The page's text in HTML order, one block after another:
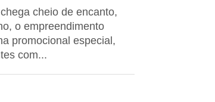
cheio de encanto,
o empreendimento
promocional especial,
com...